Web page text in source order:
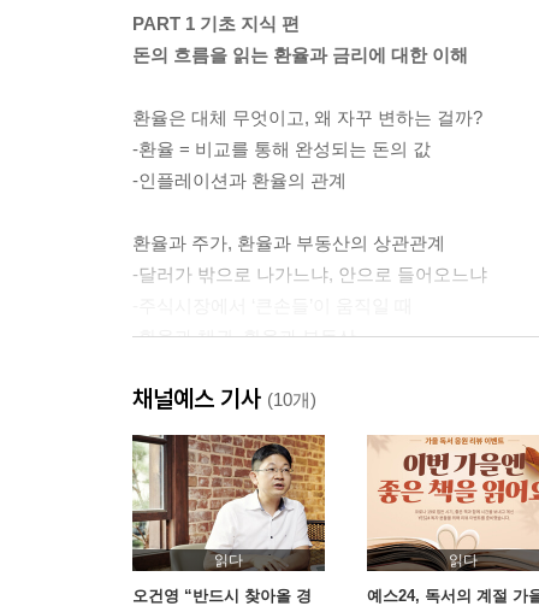
PART 1 기초 지식 편
돈의 흐름을 읽는 환율과 금리에 대한 이해
환율은 대체 무엇이고, 왜 자꾸 변하는 걸까?
-환율 = 비교를 통해 완성되는 돈의 값
-인플레이션과 환율의 관계
환율과 주가, 환율과 부동산의 상관관계
-달러가 밖으로 나가느냐, 안으로 들어오느냐
-환율과 채권, 환율과 부동산
채권, 금리가 오를수록 가격은 떨어지는 이유
-시중금리의 영향을 받는 국채
-국채 투자의 개념과 전략
-대규모 국채 발행과 금리 인상
기준금리 변동이 가져오는 나비효과
-과열과 냉각 사이, 절묘한 균형 잡기
채널예스 기사 (10개)
읽다
오건영 “반드시 찾아올 경
읽다
예스24, 독서의 계절 가